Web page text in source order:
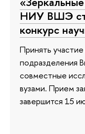
НИУ ВШЭ
конкурс
Принять
подразделения
совместные
вузами. Прием
завершится 15